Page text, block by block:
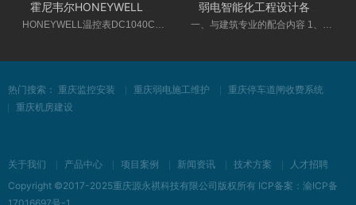
HONEYWELL温控表DC1040CT-302000-E故障排除表 一、与建筑专业的配合内容 1、方案设计阶段 了
热门搜索： 重庆监控安装 重庆弱电施工维护
重庆停车道闸收费系统
重庆机房建设
关于我们 产品中心 项目案例 新闻资讯 技术方案
人才招聘
Copyright ©2017-2025重庆源永祺科技有限公司版权所有 ICP备案： 渝ICP备